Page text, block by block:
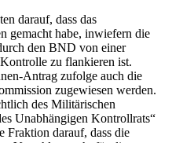
darauf, dass das
gemacht habe, inwiefern die
den BND von einer
zu flankieren ist.
Antrag zufolge auch die
zugewiesen werden.
des Militärischen
Unabhängigen Kontrollrats“
Fraktion darauf, dass die